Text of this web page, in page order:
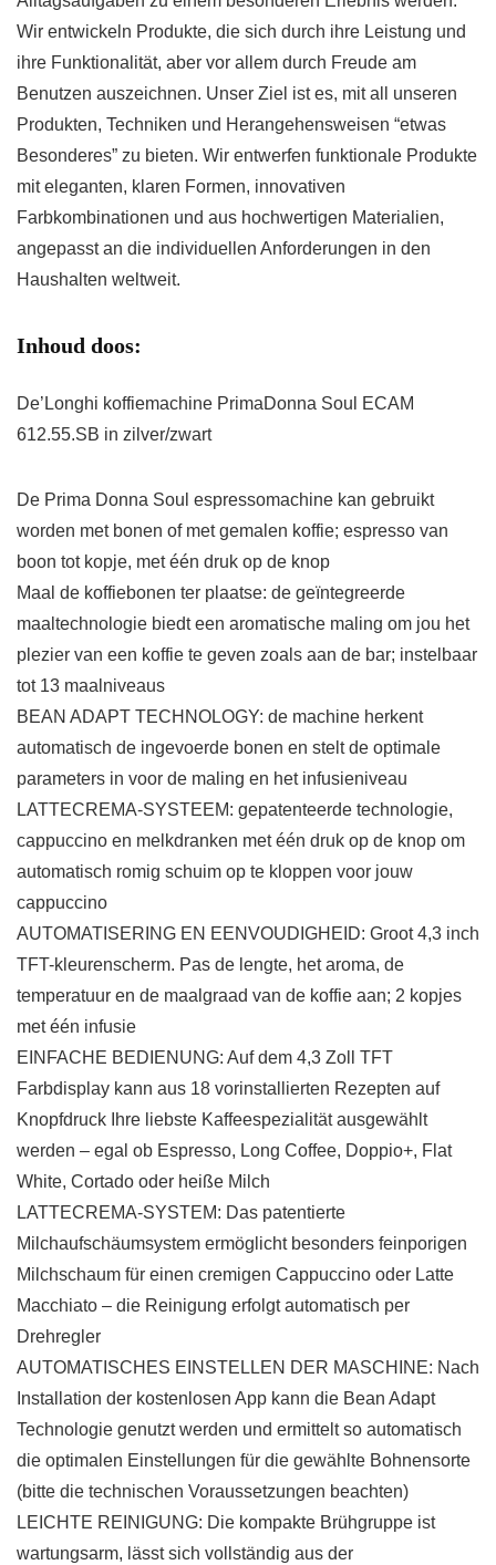
Wir entwickeln Produkte, die sich durch ihre Leistung und
ihre Funktionalität, aber vor allem durch Freude am
Benutzen auszeichnen. Unser Ziel ist es, mit all unseren
Produkten, Techniken und Herangehensweisen “etwas
Besonderes” zu bieten. Wir entwerfen funktionale Produkte
mit eleganten, klaren Formen, innovativen
Farbkombinationen und aus hochwertigen Materialien,
angepasst an die individuellen Anforderungen in den
Haushalten weltweit.
Inhoud doos:
De’Longhi koffiemachine PrimaDonna Soul ECAM
612.55.SB in zilver/zwart
De Prima Donna Soul espressomachine kan gebruikt
worden met bonen of met gemalen koffie; espresso van
boon tot kopje, met één druk op de knop
Maal de koffiebonen ter plaatse: de geïntegreerde
maaltechnologie biedt een aromatische maling om jou het
plezier van een koffie te geven zoals aan de bar; instelbaar
tot 13 maalniveaus
BEAN ADAPT TECHNOLOGY: de machine herkent
automatisch de ingevoerde bonen en stelt de optimale
parameters in voor de maling en het infusieniveau
LATTECREMA-SYSTEEM: gepatenteerde technologie,
cappuccino en melkdranken met één druk op de knop om
automatisch romig schuim op te kloppen voor jouw
cappuccino
AUTOMATISERING EN EENVOUDIGHEID: Groot 4,3 inch
TFT-kleurenscherm. Pas de lengte, het aroma, de
temperatuur en de maalgraad van de koffie aan; 2 kopjes
met één infusie
EINFACHE BEDIENUNG: Auf dem 4,3 Zoll TFT
Farbdisplay kann aus 18 vorinstallierten Rezepten auf
Knopfdruck Ihre liebste Kaffeespezialität ausgewählt
werden – egal ob Espresso, Long Coffee, Doppio+, Flat
White, Cortado oder heiße Milch
LATTECREMA-SYSTEM: Das patentierte
Milchaufschäumsystem ermöglicht besonders feinporigen
Milchschaum für einen cremigen Cappuccino oder Latte
Macchiato – die Reinigung erfolgt automatisch per
Drehregler
AUTOMATISCHES EINSTELLEN DER MASCHINE: Nach
Installation der kostenlosen App kann die Bean Adapt
Technologie genutzt werden und ermittelt so automatisch
die optimalen Einstellungen für die gewählte Bohnensorte
(bitte die technischen Voraussetzungen beachten)
LEICHTE REINIGUNG: Die kompakte Brühgruppe ist
wartungsarm, lässt sich vollständig aus der